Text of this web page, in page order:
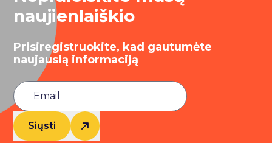
naujienlaiškio
Prisiregistruokite, kad gautumėte
naujausią informaciją
Siųsti